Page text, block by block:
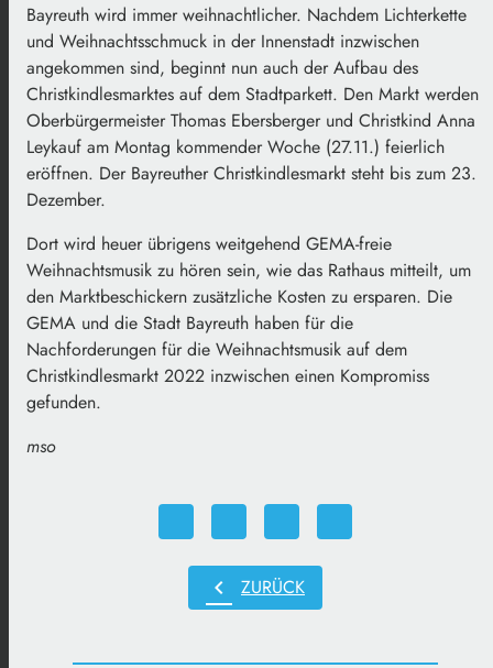
Bayreuth wird immer weihnachtlicher. Nachdem Lichterkette
und Weihnachtsschmuck in der Innenstadt inzwischen
angekommen sind, beginnt nun auch der Aufbau des
Christkindlesmarktes auf dem Stadtparkett. Den Markt werden
Oberbürgermeister Thomas Ebersberger und Christkind Anna
Leykauf am Montag kommender Woche (27.11.) feierlich
eröffnen. Der Bayreuther Christkindlesmarkt steht bis zum 23.
Dezember.
Dort wird heuer übrigens weitgehend GEMA-freie
Weihnachtsmusik zu hören sein, wie das Rathaus mitteilt, um
den Marktbeschickern zusätzliche Kosten zu ersparen. Die
GEMA und die Stadt Bayreuth haben für die
Nachforderungen für die Weihnachtsmusik auf dem
Christkindlesmarkt 2022 inzwischen einen Kompromiss
gefunden.
mso
chevron_left ZURÜCK